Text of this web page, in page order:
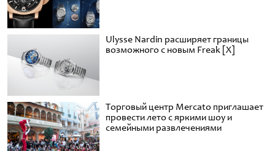
Ulysse Nardin расширяет границы
возможного с новым Freak [X]
Торговый центр Mercato приглашает
провести лето с яркими шоу и
семейными развлечениями